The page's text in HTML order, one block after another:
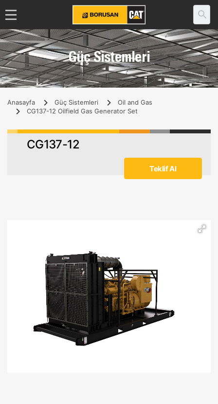
Güç Sistemleri
Anasayfa Güç Sistemleri
Oil and Gas
CG137-12 Oilfield Gas Generator Set
CG137-12
Teklif Al